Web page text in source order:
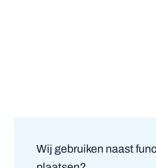
Wij gebruiken naast